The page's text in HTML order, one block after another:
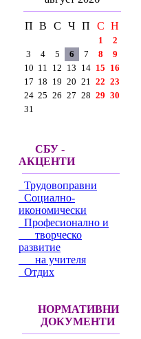
П В С Ч П С Н
1
2
3
4 5 6 7 8
9
10 11 12 13 14 15 16
17 18 19 20 21 22 23
24 25 26 27 28 29 30
31
СБУ -
АКЦЕНТИ
Трудовоправни
Социално-
икономически
Професионално и
творческо
развитие
на учителя
Отдих
НОРМАТИВНИ
ДОКУМЕНТИ